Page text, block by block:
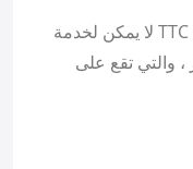
لا يمكن لخدمة TTC هذه تحت أي ظرف من الظروف أن
والتي تقع على